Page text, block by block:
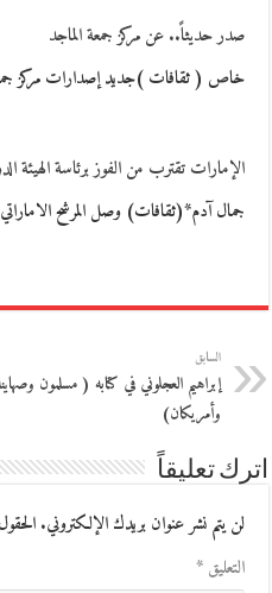
صدر حديثاً.. عن مركز جمعة الماجد
خاص ( ثقافات )جديد إصدارات مركز جمعة
الإمارات تقترب من الفوز برئاسة الهيئة
جمال آدم*(ثقافات) وصل المرشح الاماراتي
السابق
إبراهيم العجلوني في كتابه ( مسلمون
وأمريكان)
اترك تعليقاً
لن يتم نشر عنوان بريدك الإلكتروني.
التعليق*